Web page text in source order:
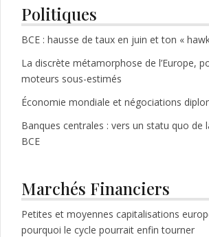
Politiques
BCE : hausse de taux en juin et ton «
La discrète métamorphose de l’Europe,
moteurs sous-estimés
Économie mondiale et négociations
Banques centrales : vers un statu quo de
BCE
Marchés Financiers
Petites et moyennes capitalisations
pourquoi le cycle pourrait enfin tourner